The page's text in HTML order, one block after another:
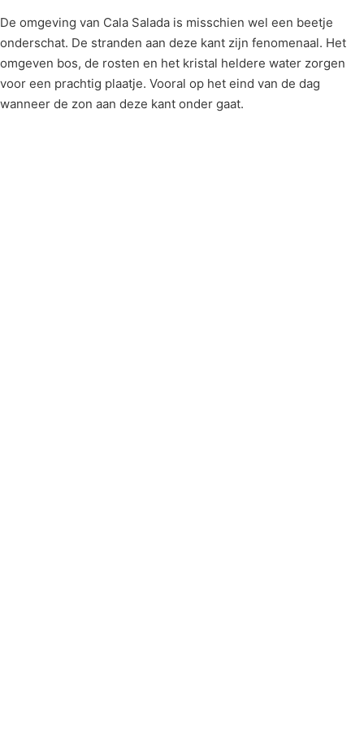
De omgeving van Cala Salada is misschien wel een beetje
onderschat. De stranden aan deze kant zijn fenomenaal. Het
omgeven bos, de rosten en het kristal heldere water zorgen
voor een prachtig plaatje. Vooral op het eind van de dag
wanneer de zon aan deze kant onder gaat.